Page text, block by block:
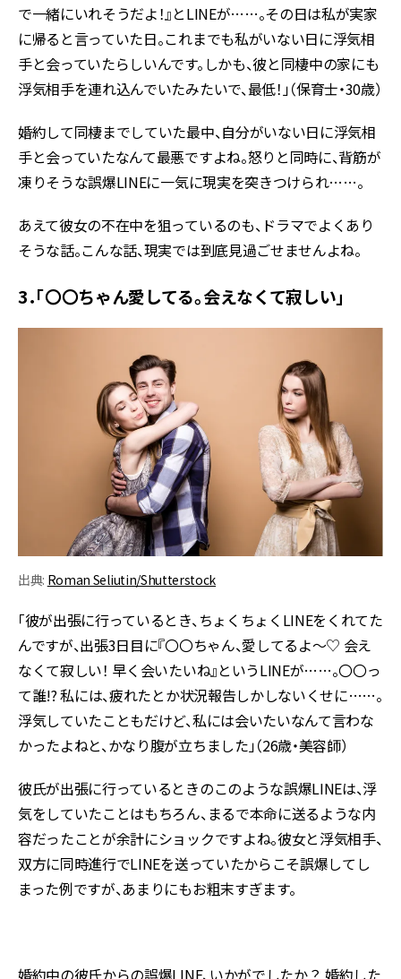
で一緒にいれそうだよ！』とLINEが……。その日は私が実家
に帰ると言っていた日。これまでも私がいない日に浮気相
手と会っていたらしいんです。しかも、彼と同棲中の家にも
浮気相手を連れ込んでいたみたいで、最低！」（保育士・30歳）
婚約して同棲までしていた最中、自分がいない日に浮気相
手と会っていたなんて最悪ですよね。怒りと同時に、背筋が
凍りそうな誤爆LINEに一気に現実を突きつけられ……。
あえて彼女の不在中を狙っているのも、ドラマでよくあり
そうな話。こんな話、現実では到底見過ごせませんよね。
3．「〇〇ちゃん愛してる。会えなくて寂しい」
出典: Roman Seliutin/Shutterstock
「彼が出張に行っているとき、ちょくちょくLINEをくれてた
んですが、出張3日目に『〇〇ちゃん、愛してるよ～♡ 会え
なくて寂しい！ 早く会いたいね』というLINEが……。〇〇っ
て誰!? 私には、疲れたとか状況報告しかしないくせに……。
浮気していたこともだけど、私には会いたいなんて言わな
かったよねと、かなり腹が立ちました」（26歳・美容師）
彼氏が出張に行っているときのこのような誤爆LINEは、浮
気をしていたことはもちろん、まるで本命に送るような内
容だったことが余計にショックですよね。彼女と浮気相手、
双方に同時進行でLINEを送っていたからこそ誤爆してし
まった例ですが、あまりにもお粗末すぎます。
婚約中の彼氏からの誤爆LINE、いかがでしたか？ 婚約した